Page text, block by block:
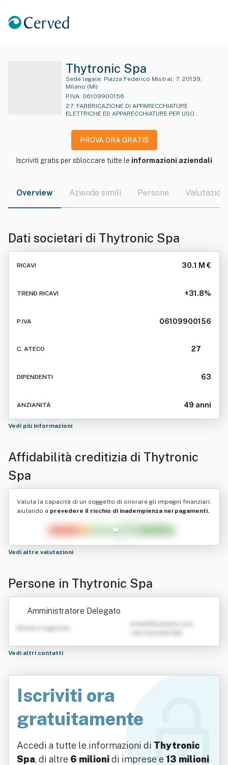
Thytronic Spa
Sede legale:
Milano (MI)
P.IVA: 06109900156
27: FABBRICAZIONE DI APPARECCHIATURE
ELETTRICHE ED APPARECCHIATURE PER USO
PROVA ORA GRATIS
Iscriviti gratis per sbloccare tutte le informazioni aziendali
Overview Aziende simili Persone Valutazioni
Dati societari di Thytronic Spa
RICAVI 30.1 M €
TREND RICAVI +31.8%
P.IVA 06109900156
C. ATECO 27
DIPENDENTI 63
ANZIANITÁ 49 anni
Vedi più informazioni
Affidabilità creditizia di Thytronic
Spa
Valuta la capacità di un soggetto di onorare gli impegni finanziari,
aiutando a prevedere il rischio di inadempienza nei pagamenti.
Vedi altre valutazioni
Persone in Thytronic Spa
Amministratore Delegato
Nome e Cognome
Vedi altri contatti
Iscriviti ora
gratuitamente
Accedi a tutte le informazioni di Thytronic
Spa, di altre 6 milionidi imprese e 13 milioni